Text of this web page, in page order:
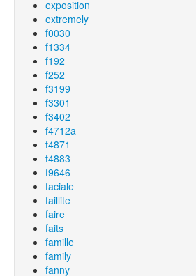
exposition
extremely
f0030
f1334
f192
f252
f3199
f3301
f3402
f4712a
f4871
f4883
f9646
faciale
faillite
faire
faits
famille
family
fanny